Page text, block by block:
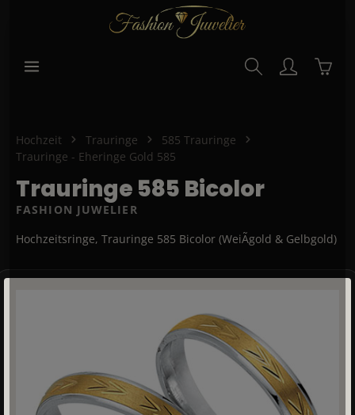
Hochzeit Trauringe
585 Trauringe
Trauringe - Eheringe Gold 585
Trauringe 585 Bicolor
FASHION JUWELIER
Hochzeitsringe, Trauringe 585 Bicolor (WeiÃgold & Gelbgold)
Bildergalerie überspringen